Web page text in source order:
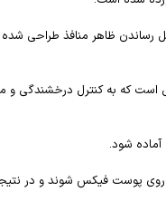
رساندن ظاهر منافذ
است که به کنترل
پوست فیکس شوند و در